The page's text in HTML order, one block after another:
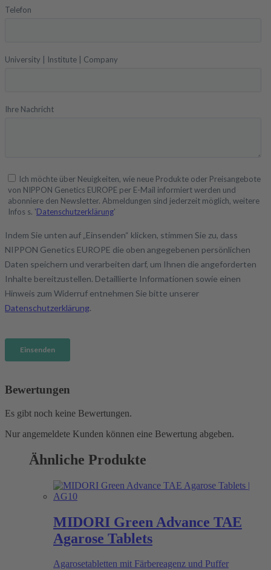
Bewertungen
Es gibt noch keine Bewertungen.
Nur angemeldete Kunden können eine Bewertung abgeben.
Ähnliche Produkte
MIDORI Green Advance TAE
Agarose Tablets
Agarosetabletten mit Färbereagenz und Puffer